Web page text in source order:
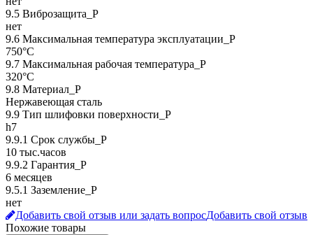
9.5 Виброзащита_Р
нет
9.6 Максимальная температура эксплуатации_Р
750°C
9.7 Максимальная рабочая температура_Р
320°C
9.8 Материал_Р
Нержавеющая сталь
9.9 Тип шлифовки поверхности_Р
h7
9.9.1 Срок службы_Р
10 тыс.часов
9.9.2 Гарантия_Р
6 месяцев
9.5.1 Заземление_P
нет
Добавить свой отзыв или задать вопросДобавить свой отзыв
Похожие товары